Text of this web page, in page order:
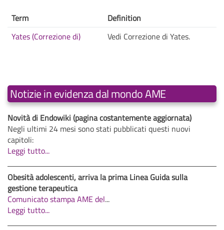
Term
Definition
Yates (Correzione di)
Vedi Correzione di Yates.
Notizie in evidenza dal mondo AME
Novità di Endowiki (pagina costantemente aggiornata)
Negli ultimi 24 mesi sono stati pubblicati questi nuovi
capitoli:
Leggi tutto...
Obesità adolescenti, arriva la prima Linea Guida sulla
gestione terapeutica
Comunicato stampa AME del...
Leggi tutto...